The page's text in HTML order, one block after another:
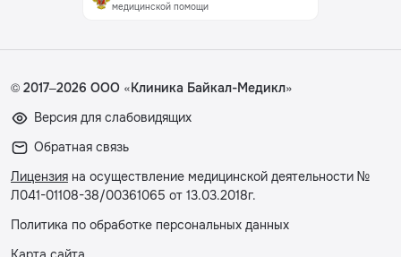
медицинской помощи
© 2017–2026 ООО «Клиника Байкал-Медикл»
Версия для слабовидящих
Обратная связь
Лицензия на осуществление медицинской деятельности №
Л041-01108-38/00361065 от 13.03.2018г.
Политика по обработке персональных данных